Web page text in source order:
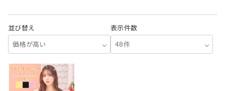
並び替え
価格が高い
表示件数
48件